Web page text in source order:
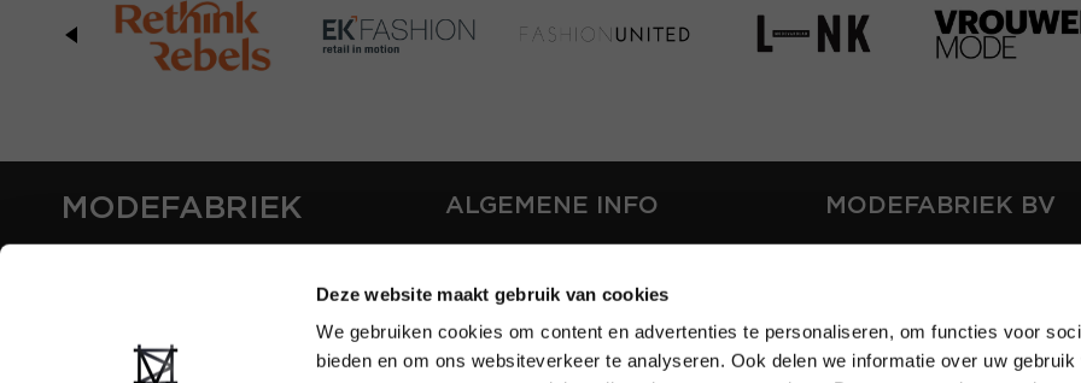
Deze website maakt gebruik van cookies
We gebruiken cookies om content en advertenties te personaliseren, om functies voor
bieden en om ons websiteverkeer te analyseren. Ook delen we informatie over uw
MODEFABRIEK ALGEMENE INFO
CONTACT
PARTNERS
ADVERTEREN
MODEFABRIEK BV
SHIFT